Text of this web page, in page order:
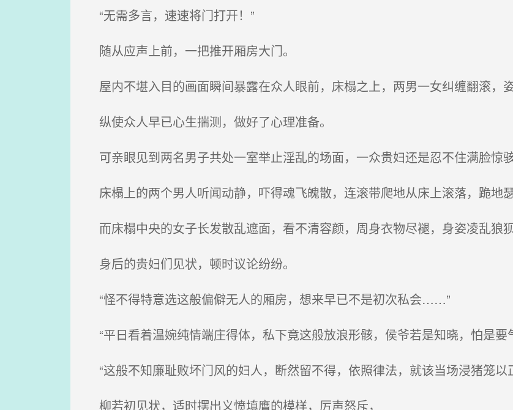
“无需多言，速速将门打开！”
随从应声上前，一把推开厢房大门。
屋内不堪入目的画面瞬间暴露在众人眼前，床榻之上，两男一女纠缠翻滚，姿
纵使众人早已心生揣测，做好了心理准备。
可亲眼见到两名男子共处一室举止淫乱的场面，一众贵妇还是忍不住满脸惊骇
床榻上的两个男人听闻动静，吓得魂飞魄散，连滚带爬地从床上滚落，跪地
而床榻中央的女子长发散乱遮面，看不清容颜，周身衣物尽褪，身姿凌乱狼狈
身后的贵妇们见状，顿时议论纷纷。
“怪不得特意选这般偏僻无人的厢房，想来早已不是初次私会……”
“平日看着温婉纯情端庄得体，私下竟这般放浪形骸，侯爷若是知晓，怕是
“这般不知廉耻败坏门风的妇人，断然留不得，依照律法，就该当场浸猪笼以
柳若初见状，适时摆出义愤填膺的模样，厉声怒斥，